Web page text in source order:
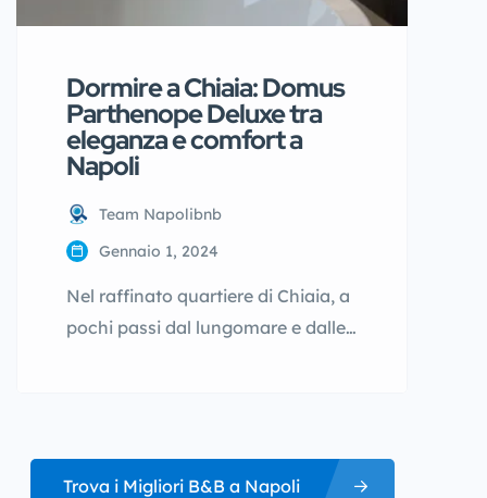
Dormire a Chiaia: Domus
Parthenope Deluxe tra
eleganza e comfort a
Napoli
Team Napolibnb
Gennaio 1, 2024
Nel raffinato quartiere di Chiaia, a
pochi passi dal lungomare e dalle
dormire a Napoli in una zona
elegante e ben collegata. Questa
Trova i Migliori B&B a Napoli